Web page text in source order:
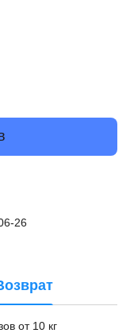
26
от 10 кг